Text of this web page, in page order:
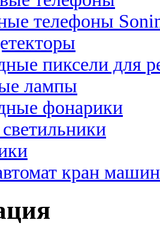
телефоны
пиксели для
лампы
фонарики
кран